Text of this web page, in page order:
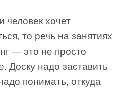
хочет
то речь на занятиях
— это не просто
Доску надо заставить
понимать, откуда